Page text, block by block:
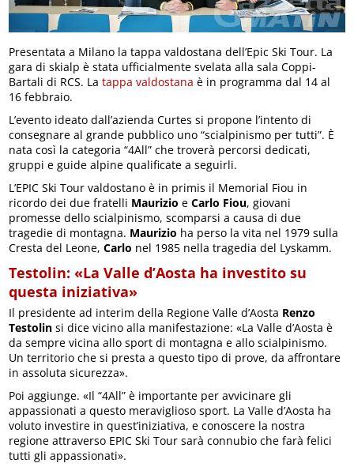
Presentata a Milano la tappa valdostana dell’Epic Ski Tour. La
gara di skialp è stata ufficialmente svelata alla sala Coppi-
Bartali di RCS. Latappa valdostana è in programma dal 14 al
16 febbraio.
L’evento ideato dall’azienda Curtes si propone l’intento di
consegnare al grande pubblico uno “scialpinismo per tutti”. È
nata così la categoria “4All” che troverà percorsi dedicati,
gruppi e guide alpine qualificate a seguirli.
L’EPIC Ski Tour valdostano è in primis il Memorial Fiou in
ricordo dei due fratelli Maurizio eCarlo Fiou, giovani
promesse dello scialpinismo, scomparsi a causa di due
tragedie di montagna. Maurizio ha perso la vita nel 1979 sulla
Cresta del Leone,Carlo nel 1985 nella tragedia del Lyskamm.
Testolin: «La Valle d’Aosta ha investito su
questa iniziativa»
Il presidente ad interim della Regione Valle d’Aosta Renzo
Testolin si dice vicino alla manifestazione: «La Valle d’Aosta è
da sempre vicina allo sport di montagna e allo scialpinismo.
Un territorio che si presta a questo tipo di prove, da affrontare
in assoluta sicurezza».
Poi aggiunge. «Il “4All” è importante per avvicinare gli
appassionati a questo meraviglioso sport. La Valle d’Aosta ha
voluto investire in quest’iniziativa, e conoscere la nostra
regione attraverso EPIC Ski Tour sarà connubio che farà felici
tutti gli appassionati».